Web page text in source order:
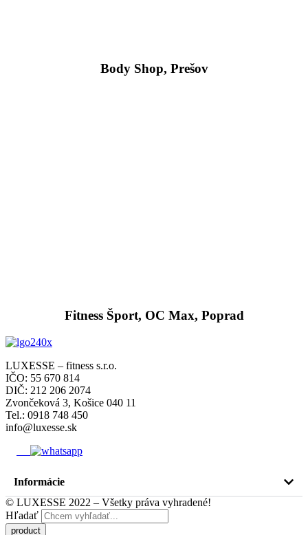
Body Shop, Prešov
Fitness Šport, OC Max, Poprad
LUXESSE – fitness s.r.o.
IČO: 55 670 814
DIČ: 212 206 2074
Zvončeková 3, Košice 040 11
Tel.: 0918 748 450
info@luxesse.sk
Informácie
© LUXESSE 2022 – Všetky práva vyhradené!
Hľadať